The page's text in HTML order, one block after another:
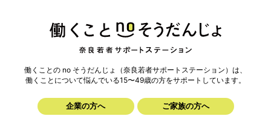
働くことの no そうだんじょ（奈良若者サポートステーション）は、
働くことについて悩んでいる15〜49歳の方をサポートしています。
企業の方へ ご家族の方へ